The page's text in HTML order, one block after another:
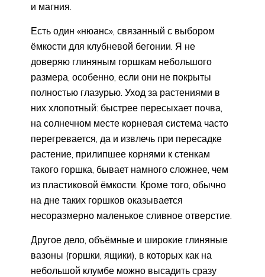
и магния.
Есть один «нюанс», связанный с выбором
ёмкости для клубневой бегонии. Я не
доверяю глиняным горшкам небольшого
размера, особенно, если они не покрыты
полностью глазурью. Уход за растениями в
них хлопотный: быстрее пересыхает почва,
на солнечном месте корневая система часто
перегревается, да и извлечь при пересадке
растение, прилипшее корнями к стенкам
такого горшка, бывает намного сложнее, чем
из пластиковой ёмкости. Кроме того, обычно
на дне таких горшков оказывается
несоразмерно маленькое сливное отверстие.
Другое дело, объёмные и широкие глиняные
вазоны (горшки, ящики), в которых как на
небольшой клумбе можно высадить сразу